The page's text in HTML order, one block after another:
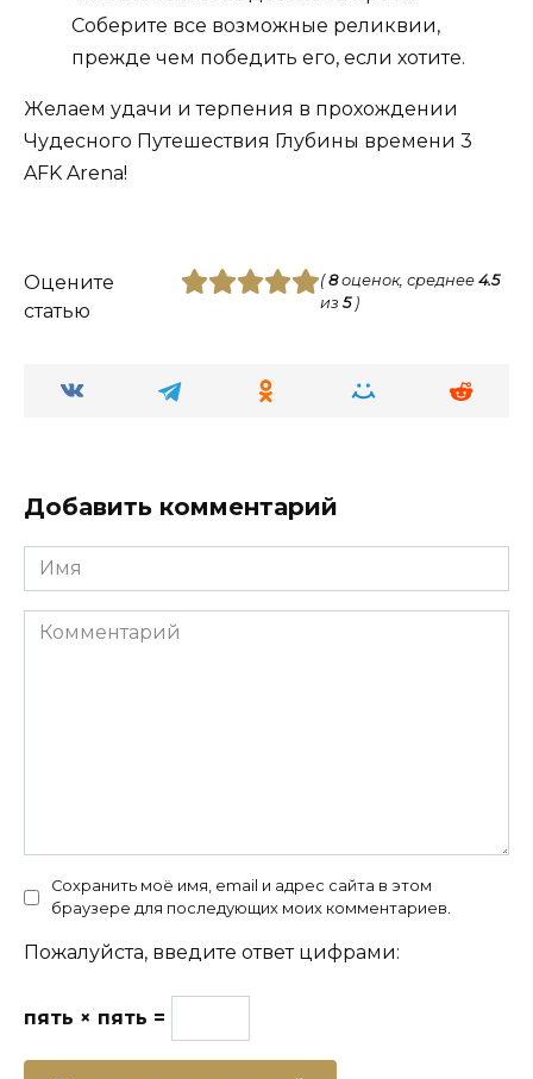
Соберите все возможные реликвии,
прежде чем победить его, если хотите.
Желаем удачи и терпения в прохождении
Чудесного Путешествия Глубины времени 3
AFK Arena!
Оцените
статью
(8оценок, среднее 4.5
из 5)
Добавить комментарий
Имя
Комментарий
Сохранить моё имя, email и адрес сайта в этом
браузере для последующих моих комментариев.
Пожалуйста, введите ответ цифрами:
пять × пять =